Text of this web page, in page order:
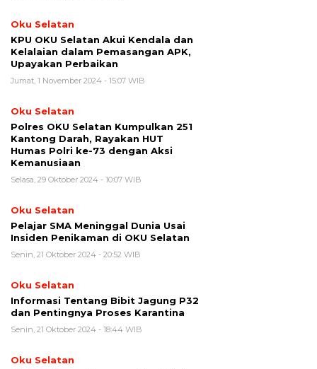
Oku Selatan
KPU OKU Selatan Akui Kendala dan
Kelalaian dalam Pemasangan APK,
Upayakan Perbaikan
Jumat, 1 November 2024 - 15:07 WIB
Oku Selatan
Polres OKU Selatan Kumpulkan 251
Kantong Darah, Rayakan HUT
Humas Polri ke-73 dengan Aksi
Kemanusiaan
Selasa, 29 Oktober 2024 - 10:07 WIB
Oku Selatan
Pelajar SMA Meninggal Dunia Usai
Insiden Penikaman di OKU Selatan
Senin, 21 Oktober 2024 - 20:52 WIB
Oku Selatan
Informasi Tentang Bibit Jagung P32
dan Pentingnya Proses Karantina
Senin, 21 Oktober 2024 - 18:44 WIB
Oku Selatan